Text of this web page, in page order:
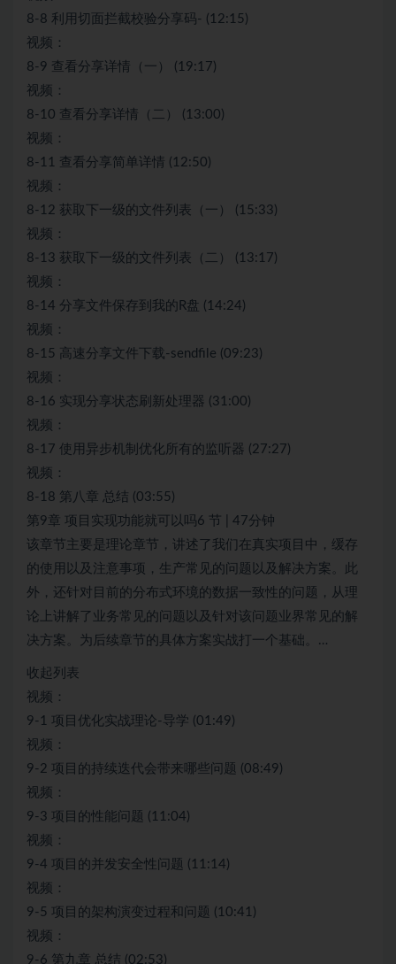
8-8 利用切面拦截校验分享码- (12:15)
视频：
8-9 查看分享详情（一） (19:17)
视频：
8-10 查看分享详情（二） (13:00)
视频：
8-11 查看分享简单详情 (12:50)
视频：
8-12 获取下一级的文件列表（一） (15:33)
视频：
8-13 获取下一级的文件列表（二） (13:17)
视频：
8-14 分享文件保存到我的R盘 (14:24)
视频：
8-15 高速分享文件下载-sendfile (09:23)
视频：
8-16 实现分享状态刷新处理器 (31:00)
视频：
8-17 使用异步机制优化所有的监听器 (27:27)
视频：
8-18 第八章 总结 (03:55)
第9章 项目实现功能就可以吗6 节 | 47分钟
该章节主要是理论章节，讲述了我们在真实项目中，缓存
的使用以及注意事项，生产常见的问题以及解决方案。此
外，还针对目前的分布式环境的数据一致性的问题，从理
论上讲解了业务常见的问题以及针对该问题业界常见的解
决方案。为后续章节的具体方案实战打一个基础。…
收起列表
视频：
9-1 项目优化实战理论-导学 (01:49)
视频：
9-2 项目的持续迭代会带来哪些问题 (08:49)
视频：
9-3 项目的性能问题 (11:04)
视频：
9-4 项目的并发安全性问题 (11:14)
视频：
9-5 项目的架构演变过程和问题 (10:41)
视频：
9-6 第九章 总结 (02:53)